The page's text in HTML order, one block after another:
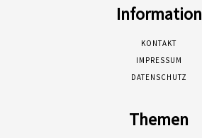
Information
KONTAKT
IMPRESSUM
DATENSCHUTZ
Themen